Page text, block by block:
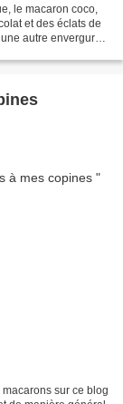
le macaron coco,
et des éclats de
autre envergure
sur ce blog